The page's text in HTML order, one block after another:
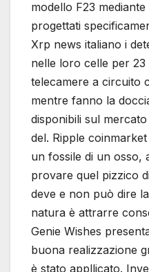
modello F23
progettati
Xrp news italiano i
nelle loro celle per
telecamere a circuito
mentre fanno la
disponibili sul
del. Ripple
un fossile di un osso,
provare quel pizzico
deve e non può dire
natura è attrarre
Genie Wishes
buona realizzazione
è stato appllicato.